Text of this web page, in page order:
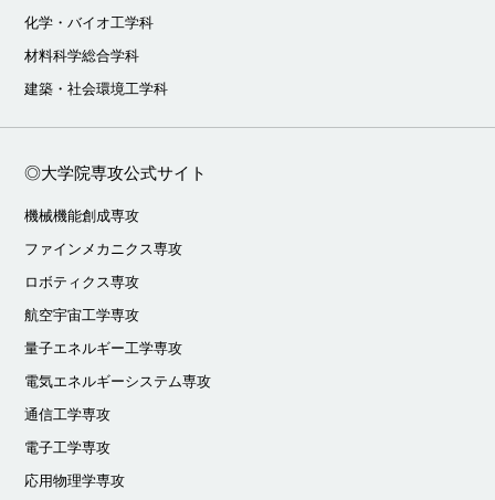
化学・バイオ工学科
材料科学総合学科
建築・社会環境工学科
◎大学院専攻公式サイト
機械機能創成専攻
ファインメカニクス専攻
ロボティクス専攻
航空宇宙工学専攻
量子エネルギー工学専攻
電気エネルギーシステム専攻
通信工学専攻
電子工学専攻
応用物理学専攻